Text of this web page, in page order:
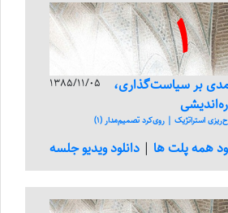
1
1385/11/05
بر سیاست‌‌‌گذاری،
استراتژیک | روی‌کرد تصمیم‌مدار (1)
همه پلت ها | دانلود ویدیو جلسه